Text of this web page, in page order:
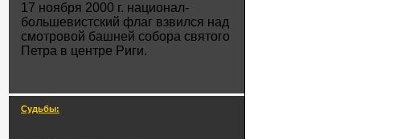
17 ноября 2000 г. национал-
большевистский флаг взвился над
смотровой башней собора святого
Петра в центре Риги.
Судьбы: